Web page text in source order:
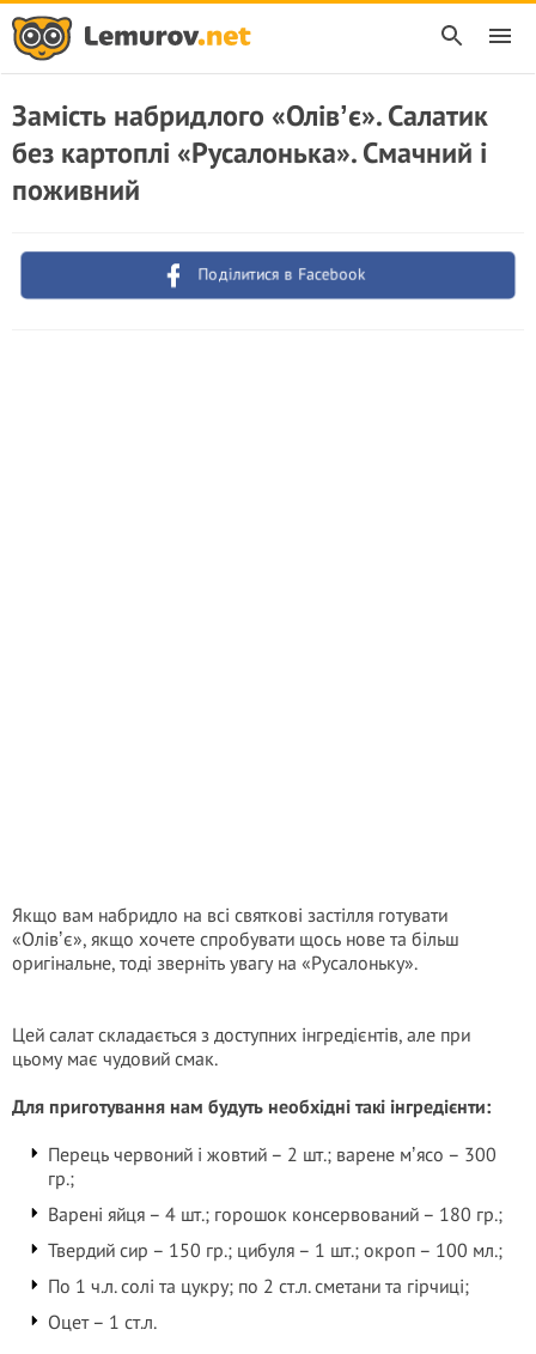
Замість набридлого «Олівʼє». Салатик
без картоплі «Русалонька». Смачний і
поживний
Поділитися в Facebook
Якщо вам набридло на всі святкові застілля готувати
«Олівʼє», якщо хочете спробувати щось нове та більш
оригінальне, тоді зверніть увагу на «Русалоньку».
Цей салат складається з доступних інгредієнтів, але при
цьому має чудовий смак.
Для приготування нам будуть необхідні такі інгредієнти:
Перець червоний і жовтий – 2 шт.; варене мʼясо – 300
гр.;
Варені яйця – 4 шт.; горошок консервований – 180 гр.;
Твердий сир – 150 гр.; цибуля – 1 шт.; окроп – 100 мл.;
По 1 ч.л. солі та цукру; по 2 ст.л. сметани та гірчиці;
Оцет – 1 ст.л.